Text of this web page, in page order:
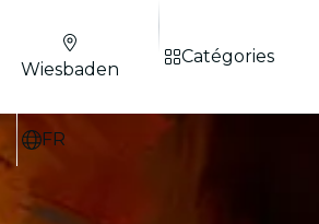
Wiesbaden
FR
Catégories